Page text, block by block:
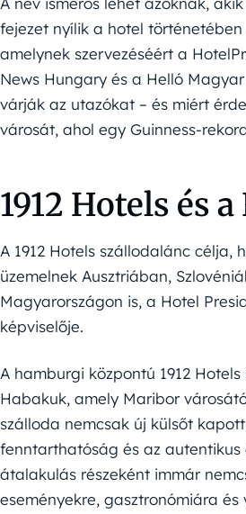
fejezet nyílik a hotel történetében
amelynek szervezéséért a
News Hungary és a Helló
várják az utazókat – és miért
városát, ahol egy Guinness-
1912 Hotels és
A 1912 Hotels szállodalánc
üzemelnek Ausztriában,
Magyarországon is, a Hotel
képviselője.
A hamburgi központú 1912
Habakuk, amely Maribor
szálloda nemcsak új külsőt
fenntarthatóság és az
átalakulás részeként immár
eseményekre, gasztronómiára